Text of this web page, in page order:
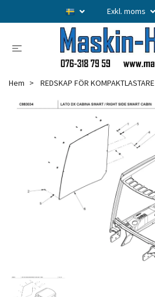
Exkl. moms
Hem REDSKAP FÖR KOMPAKTLASTARE